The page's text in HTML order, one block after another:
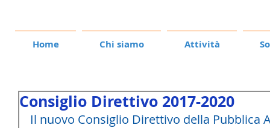
Home Chi siamo Attività
Consiglio Direttivo 2017-2020
Il nuovo Consiglio Direttivo della Pubblica